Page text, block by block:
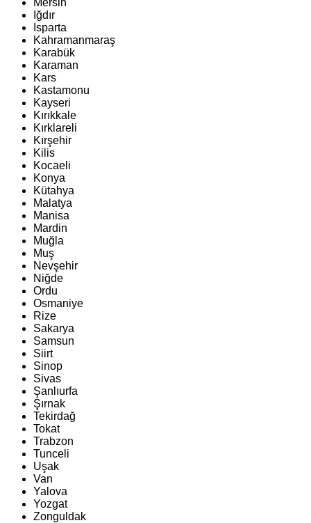
Mersin
Iğdır
Isparta
Kahramanmaraş
Karabük
Karaman
Kars
Kastamonu
Kayseri
Kırıkkale
Kırklareli
Kırşehir
Kilis
Kocaeli
Konya
Kütahya
Malatya
Manisa
Mardin
Muğla
Muş
Nevşehir
Niğde
Ordu
Osmaniye
Rize
Sakarya
Samsun
Siirt
Sinop
Sivas
Şanlıurfa
Şırnak
Tekirdağ
Tokat
Trabzon
Tunceli
Uşak
Van
Yalova
Yozgat
Zonguldak